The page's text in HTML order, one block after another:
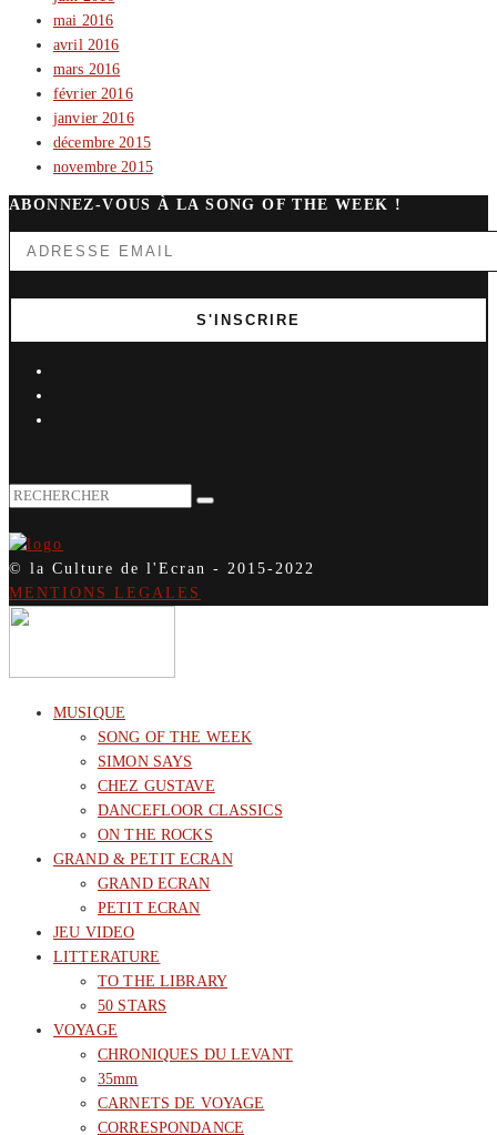
mai 2016
avril 2016
mars 2016
février 2016
janvier 2016
décembre 2015
novembre 2015
ABONNEZ-VOUS À LA SONG OF THE WEEK !
© la Culture de l'Ecran - 2015-2022
MENTIONS LEGALES
MUSIQUE
SONG OF THE WEEK
SIMON SAYS
CHEZ GUSTAVE
DANCEFLOOR CLASSICS
ON THE ROCKS
GRAND & PETIT ECRAN
GRAND ECRAN
PETIT ECRAN
JEU VIDEO
LITTERATURE
TO THE LIBRARY
50 STARS
VOYAGE
CHRONIQUES DU LEVANT
35mm
CARNETS DE VOYAGE
CORRESPONDANCE